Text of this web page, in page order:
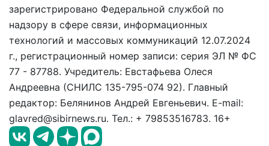
зарегистрировано Федеральной службой по
надзору в сфере связи, информационных
технологий и массовых коммуникаций 12.07.2024
г., регистрационный номер записи: серия ЭЛ № ФС
77 - 87788. Учредитель: Евстафьева Олеся
Андреевна (СНИЛС 135-795-074 92). Главный
редактор: Белянинов Андрей Евгеньевич. E-mail:
glavred@sibirnews.ru. Тел.: + 79853516783. 16+